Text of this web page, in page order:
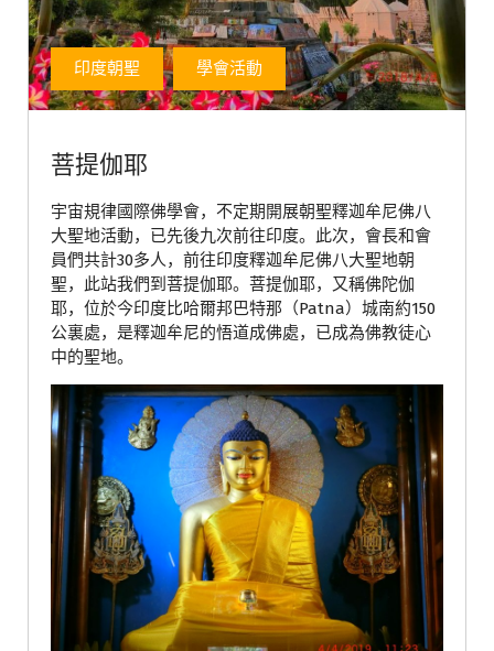
印度朝聖 學會活動
菩提伽耶
宇宙規律國際佛學會，不定期開展朝聖釋迦牟尼佛八
大聖地活動，已先後九次前往印度。此次，會長和會
員們共計30多人，前往印度釋迦牟尼佛八大聖地朝
聖，此站我們到菩提伽耶。菩提伽耶，又稱佛陀伽
耶，位於今印度比哈爾邦巴特那（Patna）城南約150
公裏處，是釋迦牟尼的悟道成佛處，已成為佛教徒心
中的聖地。